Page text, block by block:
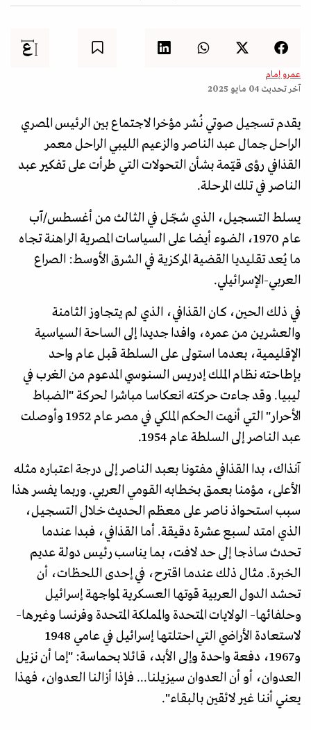
عمرو إمام
آخر تحديث 04 مايو 2025
يقدم تسجيل صوتي نُشر مؤخرا لاجتماع بين الرئيس المصري
الراحل جمال عبد الناصر والزعيم الليبي الراحل معمر
القذافي رؤى قيّمة بشأن التحولات التي طرأت على تفكير عبد
الناصر في تلك المرحلة.
يسلط التسجيل، الذي سُجّل في الثالث من أغسطس/آب
عام 1970، الضوء أيضا على السياسات المصرية الراهنة تجاه
ما يُعد تقليديا القضية المركزية في الشرق الأوسط: الصراع
العربي-الإسرائيلي.
في ذلك الحين، كان القذافي، الذي لم يتجاوز الثامنة
والعشرين من عمره، وافدا جديدا إلى الساحة السياسية
الإقليمية، بعدما استولى على السلطة قبل عام واحد
بإطاحته نظام الملك إدريس السنوسي المدعوم من الغرب في
ليبيا. وقد جاءت حركته انعكاسا مباشرا لحركة "الضباط
الأحرار" التي أنهت الحكم الملكي في مصر عام 1952 وأوصلت
عبد الناصر إلى السلطة عام 1954.
آنذاك، بدا القذافي مفتونا بعبد الناصر إلى درجة اعتباره مثله
الأعلى، مؤمنا بعمق بخطابه القومي العربي. وربما يفسر هذا
سبب استحواذ ناصر على معظم الحديث خلال التسجيل،
الذي امتد لسبع عشرة دقيقة. أما القذافي، فبدا عندما
تحدث ساذجا إلى حد لافت، بما يناسب رئيس دولة عديم
الخبرة. مثال ذلك عندما اقترح، في إحدى اللحظات، أن
تحشد الدول العربية قوتها العسكرية لمواجهة إسرائيل
وحلفائها– الولايات المتحدة والمملكة المتحدة وفرنسا وغيرها–
لاستعادة الأراضي التي احتلتها إسرائيل في عامي 1948
و1967، دفعة واحدة وإلى الأبد، قائلا بحماسة: "إما أن نزيل
العدوان، أو أن العدوان سيزيلنا... فإذا أزالنا العدوان، فهذا
يعني أننا غير لائقين بالبقاء".